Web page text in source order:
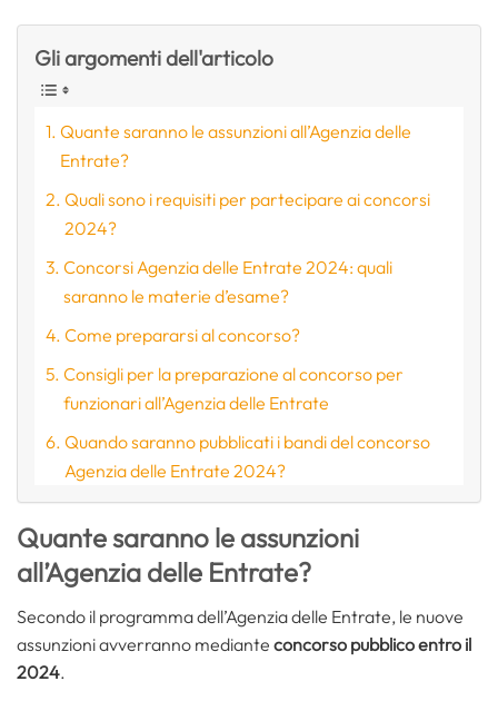
Gli argomenti dell'articolo
Quante saranno le assunzioni all’Agenzia delle
Entrate?
Quali sono i requisiti per partecipare ai concorsi
2024?
Concorsi Agenzia delle Entrate 2024: quali
saranno le materie d’esame?
Come prepararsi al concorso?
Consigli per la preparazione al concorso per
funzionari all’Agenzia delle Entrate
Quando saranno pubblicati i bandi del concorso
Agenzia delle Entrate 2024?
Quante saranno le assunzioni
all’Agenzia delle Entrate?
Secondo il programma dell’Agenzia delle Entrate, le nuove
assunzioni avverranno mediante concorso pubblico entro il
2024.